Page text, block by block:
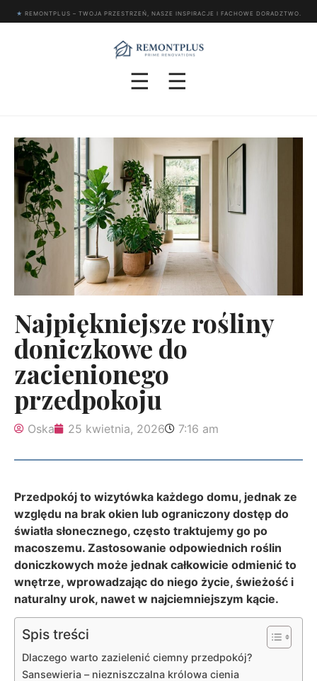
★ REMONTPLUS – TWOJA PRZESTRZEŃ, NASZE INSPIRACJE I FACHOWE DORADZTWO.
☰ ☰
Najpiękniejsze rośliny
doniczkowe do
zacienionego
przedpokoju
Oska 25 kwietnia, 2026 7:16 am
Przedpokój to wizytówka każdego domu, jednak ze
względu na brak okien lub ograniczony dostęp do
światła słonecznego, często traktujemy go po
macoszemu. Zastosowanie odpowiednich roślin
doniczkowych może jednak całkowicie odmienić to
wnętrze, wprowadzając do niego życie, świeżość i
naturalny urok, nawet w najciemniejszym kącie.
Spis treści
Dlaczego warto zazielenić ciemny przedpokój?
Sansewieria – niezniszczalna królowa cienia